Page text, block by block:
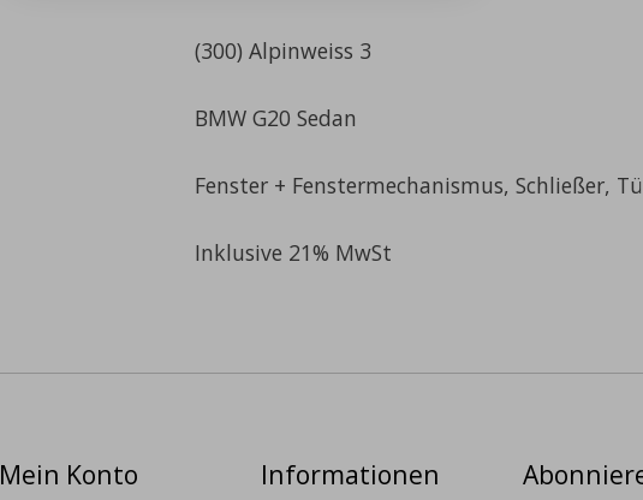
(300) Alpinweiss 3
BMW G20 Sedan
Fenster + Fenstermechanismus, Schließer,
Inklusive 21% MwSt
Mein Konto Informationen